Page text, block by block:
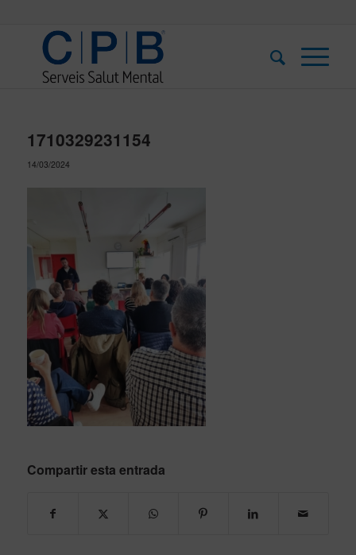
1710329231154
14/03/2024
Compartir esta entrada